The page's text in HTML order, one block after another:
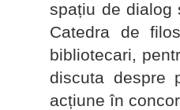
spațiu de dialog
Catedra de
bibliotecari,
discuta despre
acțiune în